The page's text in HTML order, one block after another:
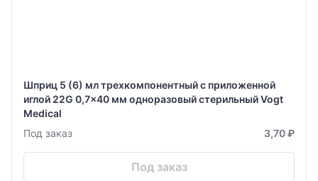
Шприц 5 (6) мл трехкомпонентный с приложенной
иглой 22G 0,7x40 мм одноразовый стерильный Vogt
Medical
Под заказ
3,70 ₽
Под заказ